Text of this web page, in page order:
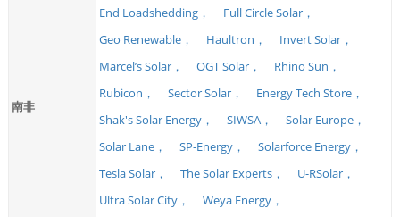
南非
End Loadshedding，
Full Circle Solar，
Geo Renewable，
Haultron，
Invert Solar，
Marcel’s Solar，
OGT Solar，
Rhino Sun，
Rubicon，
Sector Solar，
Energy Tech Store，
Shak's Solar Energy，
SIWSA，
Solar Europe，
Solar Lane，
SP-Energy，
Solarforce Energy，
Tesla Solar，
The Solar Experts，
U-RSolar，
Ultra Solar City，
Weya Energy，